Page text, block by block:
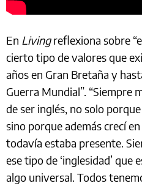
En Livingreflexiona sobre
cierto tipo de valores que
años en Gran Bretaña y
Guerra Mundial”. “Siempre
de ser inglés, no solo
sino porque además crecí
todavía estaba presente.
ese tipo de ‘inglesidad’
algo universal. Todos